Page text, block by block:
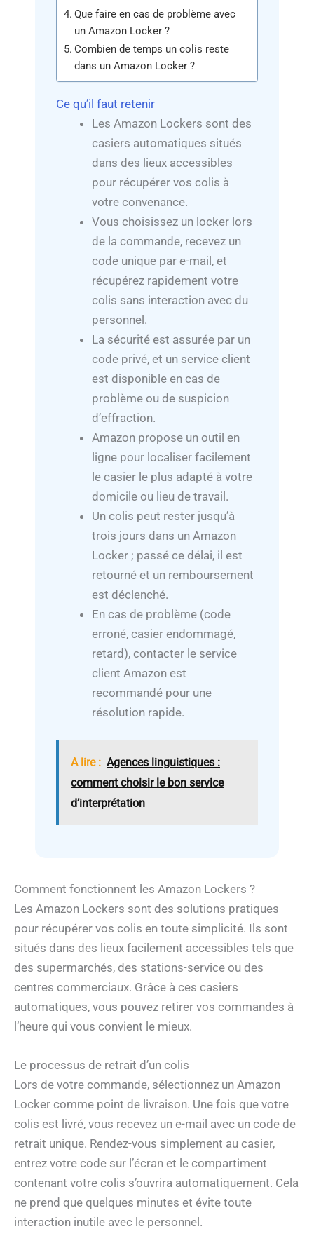
Que faire en cas de problème avec
un Amazon Locker ?
Combien de temps un colis reste
dans un Amazon Locker ?
Ce qu’il faut retenir
Les Amazon Lockers sont des
casiers automatiques situés
dans des lieux accessibles
pour récupérer vos colis à
votre convenance.
Vous choisissez un locker lors
de la commande, recevez un
code unique par e-mail, et
récupérez rapidement votre
colis sans interaction avec du
personnel.
La sécurité est assurée par un
code privé, et un service client
est disponible en cas de
problème ou de suspicion
d’effraction.
Amazon propose un outil en
ligne pour localiser facilement
le casier le plus adapté à votre
domicile ou lieu de travail.
Un colis peut rester jusqu’à
trois jours dans un Amazon
Locker ; passé ce délai, il est
retourné et un remboursement
est déclenché.
En cas de problème (code
erroné, casier endommagé,
retard), contacter le service
client Amazon est
recommandé pour une
résolution rapide.
A lire : Agences linguistiques :
comment choisir le bon service
d’interprétation
Comment fonctionnent les Amazon Lockers ?
Les Amazon Lockers sont des solutions pratiques
pour récupérer vos colis en toute simplicité. Ils sont
situés dans des lieux facilement accessibles tels que
des supermarchés, des stations-service ou des
centres commerciaux. Grâce à ces casiers
automatiques, vous pouvez retirer vos commandes à
l’heure qui vous convient le mieux.
Le processus de retrait d’un colis
Lors de votre commande, sélectionnez un Amazon
Locker comme point de livraison. Une fois que votre
colis est livré, vous recevez un e-mail avec un code de
retrait unique. Rendez-vous simplement au casier,
entrez votre code sur l’écran et le compartiment
contenant votre colis s’ouvrira automatiquement. Cela
ne prend que quelques minutes et évite toute
interaction inutile avec le personnel.